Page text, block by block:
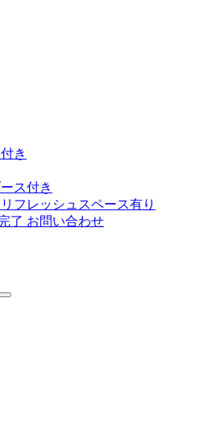
き
ス付き
フレッシュスペース有り
了 お問い合わせ